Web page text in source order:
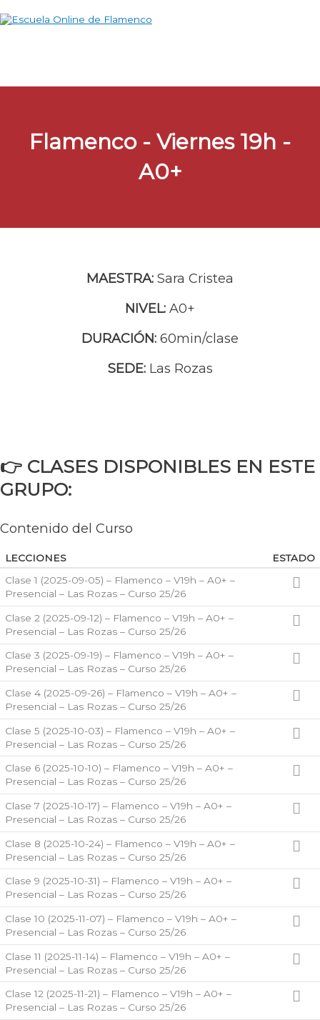
al
contenido
Flamenco - Viernes 19h -
A0+
MAESTRA: Sara Cristea
NIVEL: A0+
DURACIÓN: 60min/clase
SEDE:Las Rozas
👉 CLASES DISPONIBLES EN ESTE
GRUPO:
Contenido del Curso
LECCIONES
ESTADO
Clase 1 (2025-09-05) – Flamenco – V19h – A0+ –
Presencial – Las Rozas – Curso 25/26
Clase 2 (2025-09-12) – Flamenco – V19h – A0+ –
Presencial – Las Rozas – Curso 25/26
Clase 3 (2025-09-19) – Flamenco – V19h – A0+ –
Presencial – Las Rozas – Curso 25/26
Clase 4 (2025-09-26) – Flamenco – V19h – A0+ –
Presencial – Las Rozas – Curso 25/26
Clase 5 (2025-10-03) – Flamenco – V19h – A0+ –
Presencial – Las Rozas – Curso 25/26
Clase 6 (2025-10-10) – Flamenco – V19h – A0+ –
Presencial – Las Rozas – Curso 25/26
Clase 7 (2025-10-17) – Flamenco – V19h – A0+ –
Presencial – Las Rozas – Curso 25/26
Clase 8 (2025-10-24) – Flamenco – V19h – A0+ –
Presencial – Las Rozas – Curso 25/26
Clase 9 (2025-10-31) – Flamenco – V19h – A0+ –
Presencial – Las Rozas – Curso 25/26
Clase 10 (2025-11-07) – Flamenco – V19h – A0+ –
Presencial – Las Rozas – Curso 25/26
Clase 11 (2025-11-14) – Flamenco – V19h – A0+ –
Presencial – Las Rozas – Curso 25/26
Clase 12 (2025-11-21) – Flamenco – V19h – A0+ –
Presencial – Las Rozas – Curso 25/26